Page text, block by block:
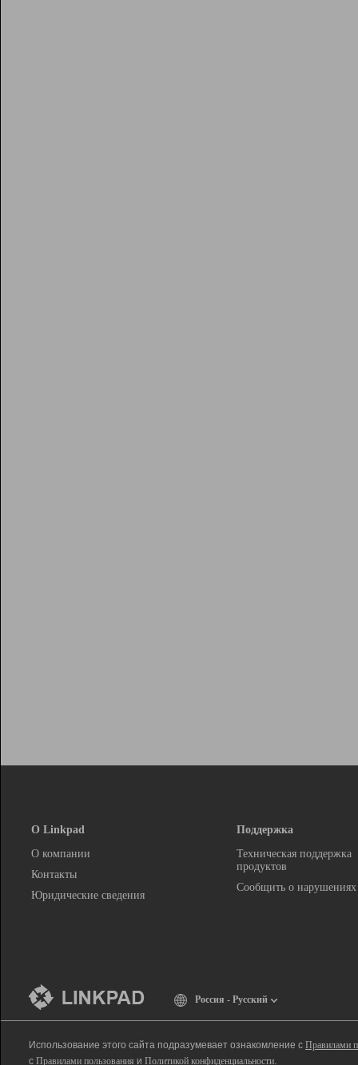
О Linkpad
О компании
Контакты
Юридические сведения
Поддержка
Техническая поддержка
продуктов
Сообщить о нарушениях
Россия - Русский
Использование этого сайта подразумевает ознакомление с Правилами
с Правилами пользования и Политикой конфиденциальности.